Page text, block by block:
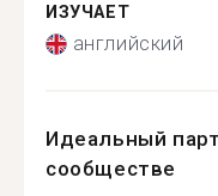
ИЗУЧАЕТ
английский
Идеальный
сообществе